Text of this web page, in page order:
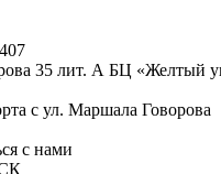
35 лит. А БЦ «Желтый
с ул. Маршала Говорова
с нами